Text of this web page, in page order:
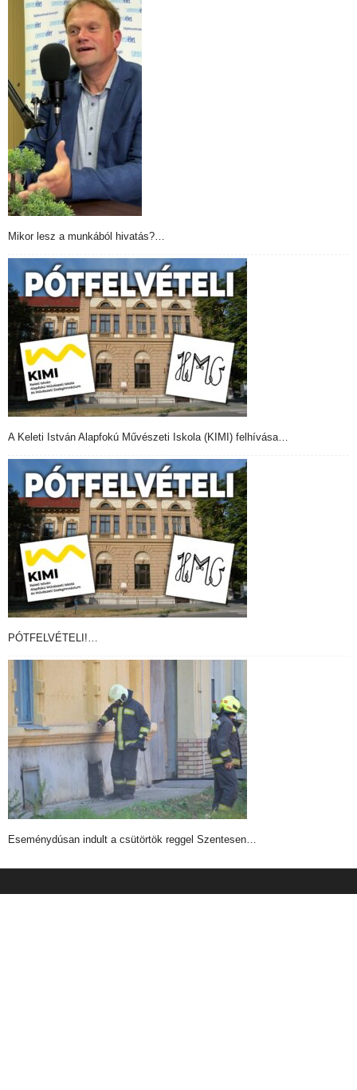
Mikor lesz a munkából hivatás?…
A Keleti István Alapfokú Művészeti Iskola (KIMI) felhívása…
PÓTFELVÉTELI!…
Eseménydúsan indult a csütörtök reggel Szentesen…